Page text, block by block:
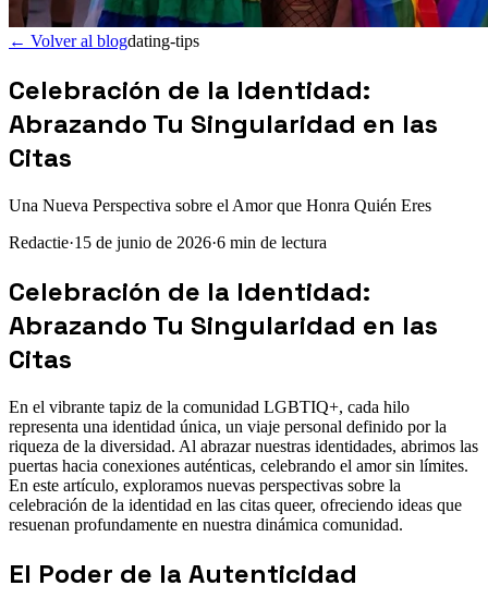
← Volver al blogdating-tips
Celebración de la Identidad:
Abrazando Tu Singularidad en las
Citas
Una Nueva Perspectiva sobre el Amor que Honra Quién Eres
Redactie·15 de junio de 2026·6 min de lectura
Celebración de la Identidad:
Abrazando Tu Singularidad en las
Citas
En el vibrante tapiz de la comunidad LGBTIQ+, cada hilo
representa una identidad única, un viaje personal definido por la
riqueza de la diversidad. Al abrazar nuestras identidades, abrimos las
puertas hacia conexiones auténticas, celebrando el amor sin límites.
En este artículo, exploramos nuevas perspectivas sobre la
celebración de la identidad en las citas queer, ofreciendo ideas que
resuenan profundamente en nuestra dinámica comunidad.
El Poder de la Autenticidad